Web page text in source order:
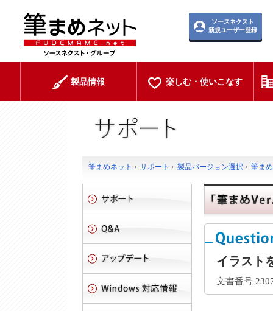
ソースネクスト
新規ユーザー登録
製品情報 楽しむ・使いこなす
筆まめネット › サポート › 製品バージョン選択 › 筆ま
イラスト
文書番号